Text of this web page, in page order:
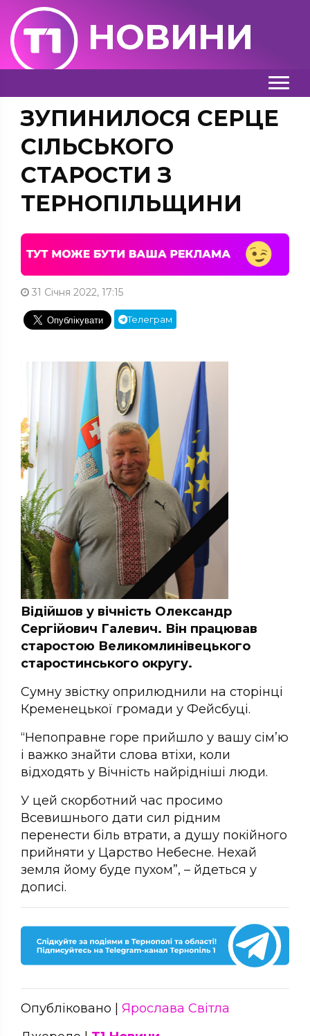
НОВИНИ
ЗУПИНИЛОСЯ СЕРЦЕ
СІЛЬСЬКОГО
СТАРОСТИ З
ТЕРНОПІЛЬЩИНИ
31 Січня 2022, 17:15
Телеграм
Відійшов у вічність Олександр
Сергійович Галевич. Він працював
старостою Великомлинівецького
старостинського округу.
Сумну звістку оприлюднили на сторінці
Кременецької громади у Фейсбуці.
“Непоправне горе прийшло у вашу сім’ю
і важко знайти слова втіхи, коли
відходять у Вічність найрідніші люди.
У цей скорботний час просимо
Всевишнього дати сил рідним
перенести біль втрати, а душу покійного
прийняти у Царство Небесне. Нехай
земля йому буде пухом”, – йдеться у
дописі.
Опубліковано | Ярослава Світла